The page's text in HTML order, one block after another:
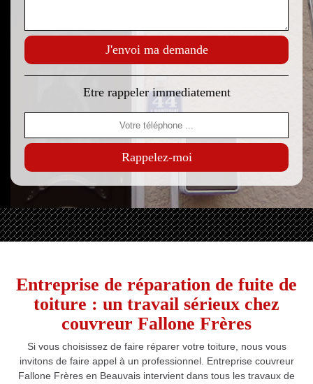
Etre rappeler immediatement
Entreprise de réparation de fuite de
toiture : un travail sérieux chez
couvreur Fallone Frères
Si vous choisissez de faire réparer votre toiture, nous vous
invitons de faire appel à un professionnel. Entreprise couvreur
Fallone Frères en Beauvais intervient dans tous les travaux de